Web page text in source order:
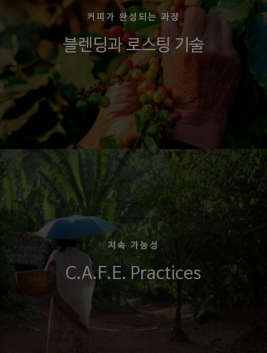
커피가 완성되는 과정
블렌딩과 로스팅 기술
지속 가능성
C.A.F.E. Practices